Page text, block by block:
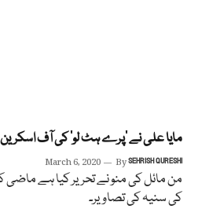
مایا علی نے ’پرے ہٹ لو‘ کی آف اسکرین
March 6, 2020 BySEHRISH QURESHI
من مائل کی منو نے تحریر کیا ہے
کی سنیہ کی تصاویر۔